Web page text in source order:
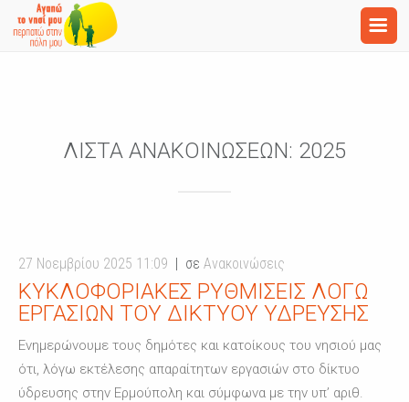
ΛΊΣΤΑ ΑΝΑΚΟΙΝΏΣΕΩΝ: 2025
27 Νοεμβρίου 2025 11:09 σε Ανακοινώσεις
ΚΥΚΛΟΦΟΡΙΑΚΈΣ ΡΥΘΜΊΣΕΙΣ ΛΌΓΩ
ΕΡΓΑΣΙΏΝ ΤΟΥ ΔΙΚΤΎΟΥ ΎΔΡΕΥΣΗΣ
Ενημερώνουμε τους δημότες και κατοίκους του νησιού μας
ότι, λόγω εκτέλεσης απαραίτητων εργασιών στο δίκτυο
ύδρευσης στην Ερμούπολη και σύμφωνα με την υπ’ αριθ.